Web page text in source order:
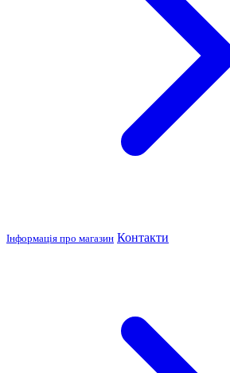
Інформація про магазин Контакти